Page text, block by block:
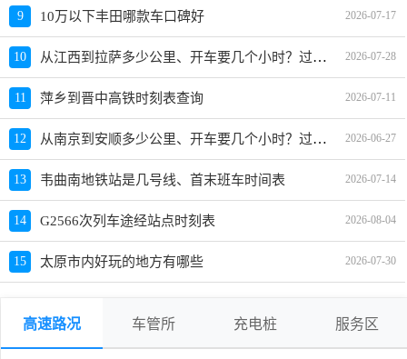
9 10万以下丰田哪款车口碑好 2026-07-17
10 从江西到拉萨多少公里、开车要几个小时？过路费、油费等 2026-07-28
11 萍乡到晋中高铁时刻表查询 2026-07-11
12 从南京到安顺多少公里、开车要几个小时？过路费、油费等 2026-06-27
13 韦曲南地铁站是几号线、首末班车时间表 2026-07-14
14 G2566次列车途经站点时刻表 2026-08-04
15 太原市内好玩的地方有哪些 2026-07-30
高速路况 车管所 充电桩 服务区